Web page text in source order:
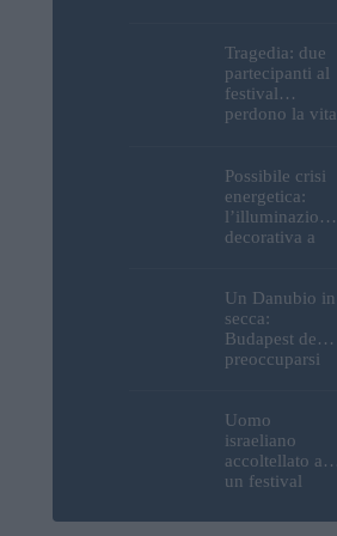
Buda e della
Cittadella
verranno
spente
Tragedia: due
partecipanti al
festival
perdono la vita
Ungheria
Possibile crisi
energetica:
l’illuminazione
decorativa a
spenta!
Un Danubio in
secca:
Budapest deve
preoccuparsi
mento idrico?
Un esperto
mette in luce
un fatto
Uomo
israeliano
accoltellato a
un festival